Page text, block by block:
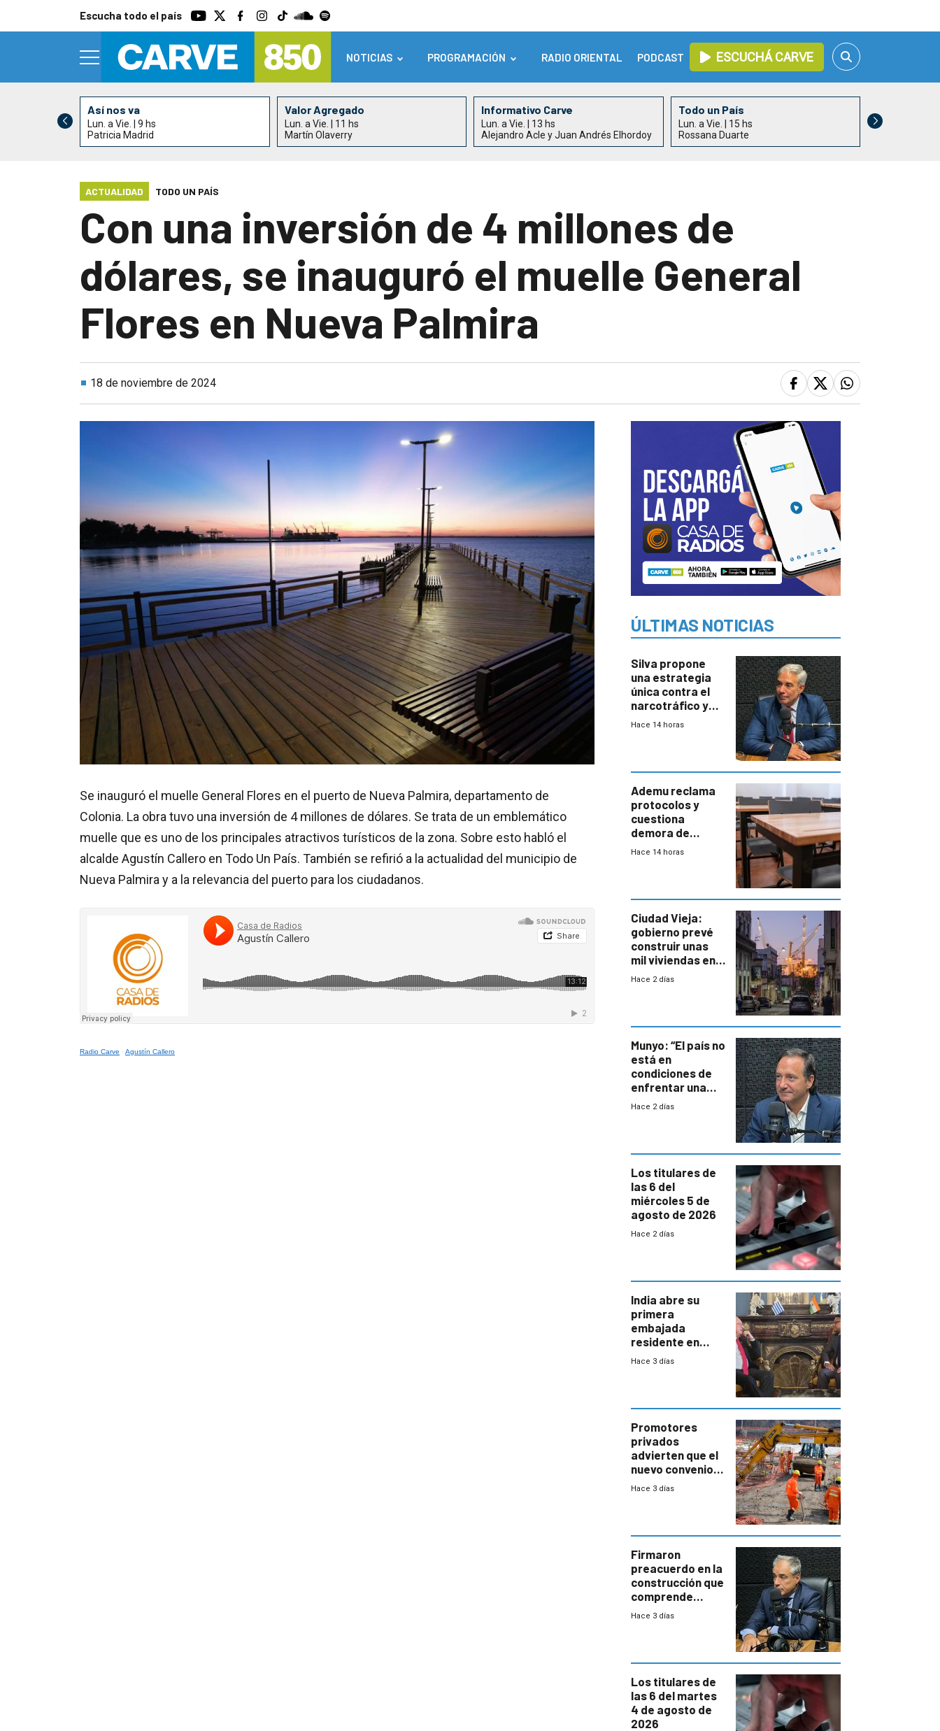
Escucha todo el país
NOTICIAS PROGRAMACIÓN RADIO ORIENTAL PODCAST ESCUCHÁ CARVE
Así nos va
Lun. a Vie. | 9 hs
Patricia Madrid
Valor Agregado
Lun. a Vie. | 11 hs
Martín Olaverry
Informativo Carve
Lun. a Vie. | 13 hs
Alejandro Acle y Juan Andrés Elhordoy
Todo un País
Lun. a Vie. | 15 hs
Rossana Duarte
Lun. a Vie. | 17
ACTUALIDAD TODO UN PAÍS
Con una inversión de 4 millones de
dólares, se inauguró el muelle General
Flores en Nueva Palmira
18 de noviembre de 2024
Se inauguró el muelle General Flores en el puerto de Nueva Palmira, departamento de
Colonia. La obra tuvo una inversión de 4 millones de dólares. Se trata de un emblemático
muelle que es uno de los principales atractivos turísticos de la zona. Sobre esto habló el
alcalde Agustín Callero en Todo Un País. También se refirió a la actualidad del municipio de
Nueva Palmira y a la relevancia del puerto para los ciudadanos.
Radio Carve · Agustín Callero
ÚLTIMAS NOTICIAS
Silva propone
una estrategia
única contra el
narcotráfico y
mayor
Hace 14 horas
Ademu reclama
protocolos y
cuestiona
demora de
Primaria ante
Hace 14 horas
Ciudad Vieja:
gobierno prevé
construir unas
mil viviendas en
un plan de
Hace 2 días
Munyo: “El país no
está en
condiciones de
enfrentar una
reducción de la
Hace 2 días
Los titulares de
las 6 del
miércoles 5 de
agosto de 2026
Hace 2 días
India abre su
primera
embajada
residente en
Uruguay y crecen
enorme
potencial
Hace 3 días
Promotores
privados
advierten que el
nuevo convenio
de la
a revisar
proyectos
Hace 3 días
Firmaron
preacuerdo en la
construcción que
comprende
reducción
Hace 3 días
Los titulares de
las 6 del martes
4 de agosto de
2026